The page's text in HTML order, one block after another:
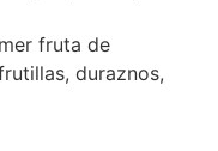
fruta de
duraznos,